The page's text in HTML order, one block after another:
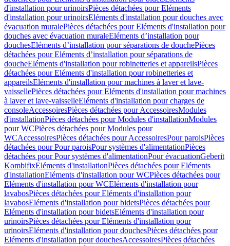
d'installation pour urinoirsPièces détachées pour Eléments
d'installation pour urinoirsEléments d'installation pour douches avec
évacuation muralePièces détachées pour Eléments d'installation pour
douches avec évacuation muraleEléments d’installation pour
douchesEléments d’installation pour séparations de douchePièces
détachées pour Eléments d’installation pour séparations de
doucheEléments d'installation pour robinetteries et appareilsPièces
détachées pour Eléments d'installation pour robinetteries et
appareilsEléments d'installation pour machines à laver et lave-
vaissellePièces détachées pour Eléments d'installation pour machines
à laver et lave-vaisselleEléments d'installation pour charges de
consoleAccessoiresPièces détachées pour AccessoiresModules
d'installationPièces détachées pour Modules d'installationModules
pour WCPièces détachées pour Modules pour
WCAccessoiresPièces détachées pour AccessoiresPour paroisPièces
détachées pour Pour paroisPour systèmes d'alimentationPièces
détachées pour Pour systèmes d'alimentationPour évacuationGeberit
KombifixEléments d'installationPièces détachées pour Eléments
d'installationEléments d'installation pour WCPièces détachées pour
Eléments d'installation pour WCEléments d'installation pour
lavabosPièces détachées pour Eléments d'installation pour
lavabosEléments d'installation pour bidetsPièces détachées pour
Eléments d'installation pour bidetsEléments d'installation pour
urinoirsPièces détachées pour Eléments d'installation pour
urinoirsEléments d'installation pour douchesPièces détachées pour
Eléments d'installation pour douchesAccessoiresPièces détachées